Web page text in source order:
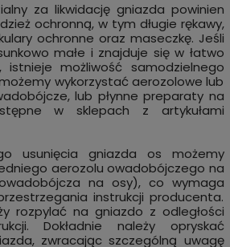
za likwidację gniazda powinien
ochronną, w tym długie rękawy,
ochronne oraz maseczkę. Jeśli
małe i znajduje się w łatwo
istnieje możliwość samodzielnego
wykorzystać aerozolowe lub
lub płynne preparaty na
w sklepach z artykułami
usunięcia gniazda os możemy
aerozolu owadobójczego na
na osy), co wymaga
instrukcji producenta.
rozpylać na gniazdo z odległości
Dokładnie należy opryskać
zwracając szczególną uwagę